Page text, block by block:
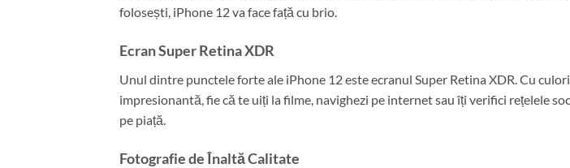
folosești, iPhone 12 va face față cu brio.
Ecran Super Retina XDR
Unul dintre punctele forte ale iPhone 12 este ecranul Super Retina XDR. Cu
impresionantă, fie că te uiți la filme, navighezi pe internet sau îți verifici rețelele
pe piață.
Fotografie de Înaltă Calitate